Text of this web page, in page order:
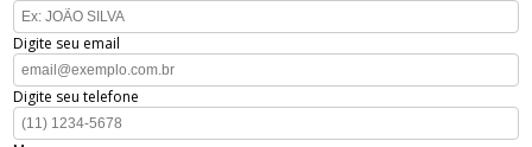
Digite seu email
Digite seu telefone